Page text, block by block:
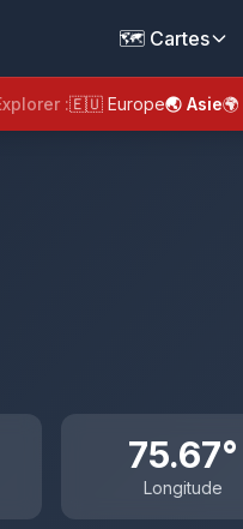
🗺️ Cartes
:🇪🇺 Europe🌏 Asie
75.67°
Longitude